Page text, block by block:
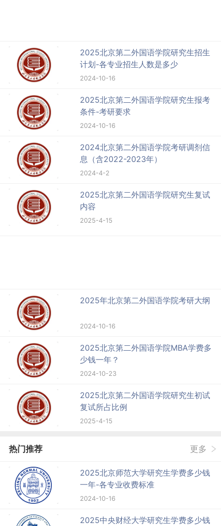
2025北京第二外国语学院研究生招生
计划-各专业招生人数是多少
2024-10-16
2025北京第二外国语学院研究生报考
条件-考研要求
2024-10-16
2024北京第二外国语学院考研调剂信
息（含2022-2023年）
2024-4-2
2025北京第二外国语学院研究生复试
内容
2025-4-15
2025年北京第二外国语学院考研大纲
2024-10-16
2025北京第二外国语学院MBA学费多
少钱一年？
2024-10-23
2025北京第二外国语学院研究生初试
复试所占比例
2025-4-15
热门推荐 更多
2025北京师范大学研究生学费多少钱
一年-各专业收费标准
2024-10-16
2025中央财经大学研究生学费多少钱